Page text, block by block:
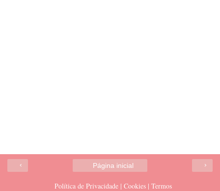
‹ ›
Página inicial
Política de Privacidade | Cookies | Termos